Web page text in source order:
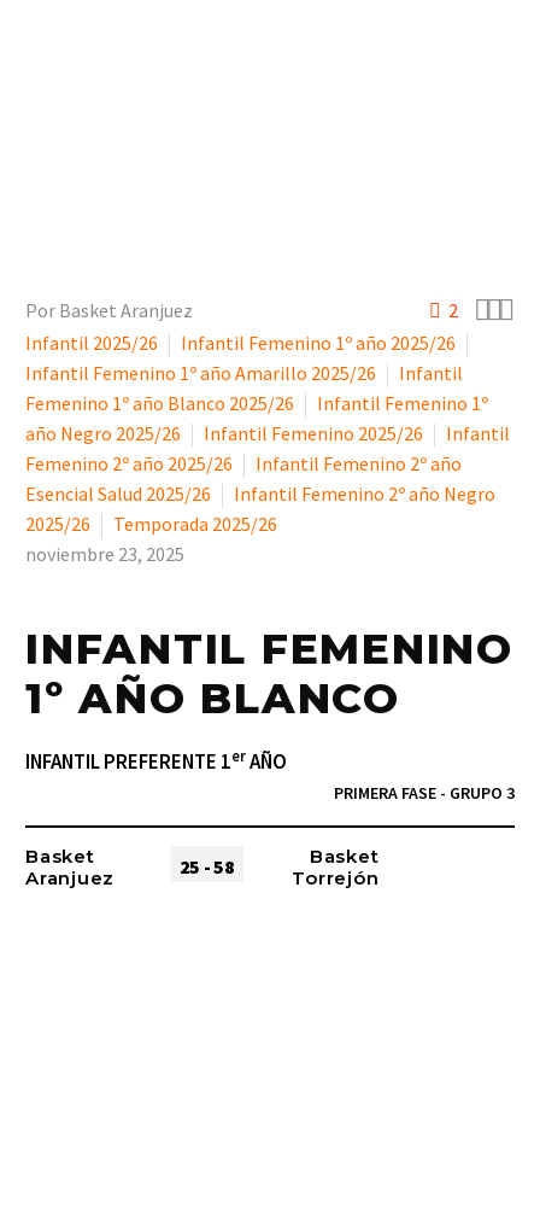
2 
Por Basket Aranjuez
Infantil 2025/26
Infantil Femenino 1º año 2025/26
Infantil Femenino 1º año Amarillo 2025/26
Infantil
Femenino 1º año Blanco 2025/26
Infantil Femenino 1º
año Negro 2025/26
Infantil Femenino 2025/26
Infantil
Femenino 2º año 2025/26
Infantil Femenino 2º año
Esencial Salud 2025/26
Infantil Femenino 2º año Negro
2025/26
Temporada 2025/26
noviembre 23, 2025
INFANTIL FEMENINO
1º AÑO BLANCO
INFANTIL PREFERENTE 1erAÑO
PRIMERA FASE - GRUPO 3
Basket
Aranjuez
25 - 58
Basket
Torrejón